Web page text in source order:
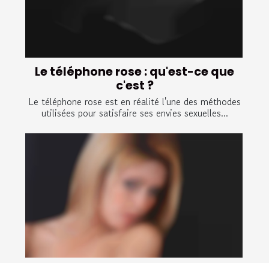
Le téléphone rose : qu'est-ce que
c'est ?
Le téléphone rose est en réalité l'une des méthodes
utilisées pour satisfaire ses envies sexuelles...